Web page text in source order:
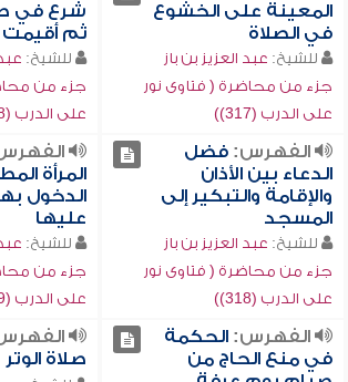
المعينة على الخشوع
في الصلاة
للشيخ: عبد العزيز بن باز
جزء من محاضرة ( فتاوى نور
على الدرب (317))
شرع في
ثم أقيمت
للشيخ:
جزء من
على الدرب (318))
الفهرس:فضل
الدعاء بين الأذان
والإقامة والتبكير إلى
المسجد
للشيخ: عبد العزيز بن باز
جزء من محاضرة ( فتاوى نور
على الدرب (318))
المرأة
الدخول
عليها
للشيخ:
جزء من
على الدرب (319))
الفهرس:الحكمة
في منع الحاج من
صلاة الوتر